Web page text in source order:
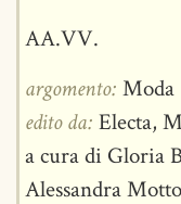
AA.VV.
argomento: Moda
edito da: Electa,
a cura di Gloria
Alessandra